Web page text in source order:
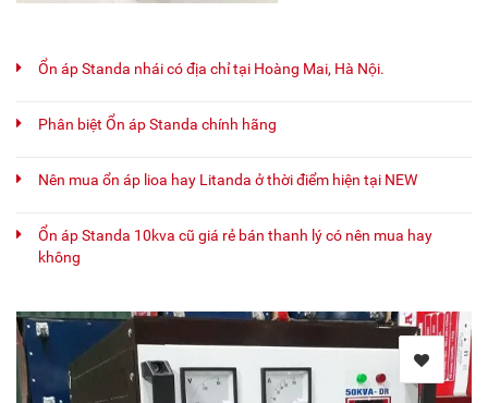
Ổn áp Standa nhái có địa chỉ tại Hoàng Mai, Hà Nội.
Phân biệt Ổn áp Standa chính hãng
Nên mua ổn áp lioa hay Litanda ở thời điểm hiện tại NEW
Ổn áp Standa 10kva cũ giá rẻ bán thanh lý có nên mua hay
không